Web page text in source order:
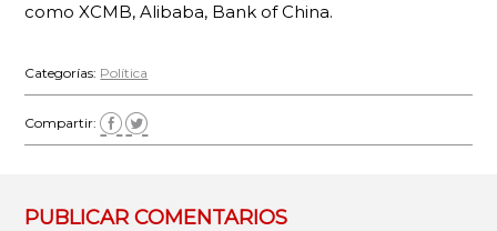
como XCMB, Alibaba, Bank of China.
Categorías: Política
Compartir:
PUBLICAR COMENTARIOS